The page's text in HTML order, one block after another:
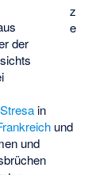
z
e
der
Stresain
und
und